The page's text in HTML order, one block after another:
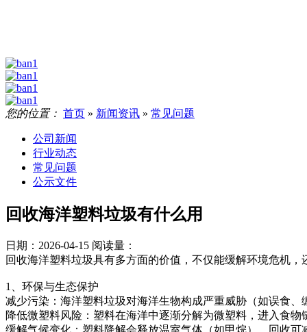
您的位置： 首页 » 新闻资讯 » 常见问题
公司新闻
行业动态
常见问题
公示文件
回收海洋塑料垃圾有什么用
日期：2026-04-15 阅读量：
回收海洋塑料垃圾具有多方面的价值，不仅能缓解环境危机
1、环保与生态保护
减少污染：海洋塑料垃圾对海洋生物构成严重威胁（如误食
降低微塑料风险：塑料在海洋中逐渐分解为微塑料，进入食
缓解气候变化：塑料降解会释放温室气体（如甲烷），回收